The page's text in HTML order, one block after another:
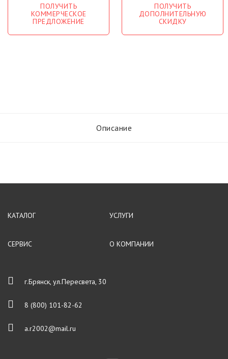
ПОЛУЧИТЬ
КОММЕРЧЕСКОЕ
ПРЕДЛОЖЕНИЕ
ПОЛУЧИТЬ
ДОПОЛНИТЕЛЬНУЮ
СКИДКУ
Описание
КАТАЛОГ УСЛУГИ
СЕРВИС О КОМПАНИИ
г.Брянск, ул.Пересвета, 30
8 (800) 101-82-62
a.r2002@mail.ru